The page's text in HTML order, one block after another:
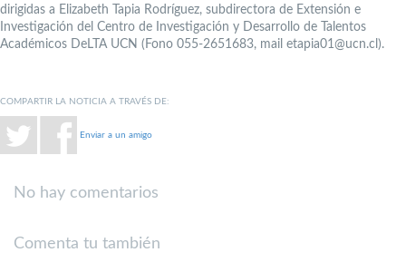
dirigidas a Elizabeth Tapia Rodríguez, subdirectora de Extensión e
Investigación del Centro de Investigación y Desarrollo de Talentos
Académicos DeLTA UCN (Fono 055-2651683, mail etapia01@ucn.cl).
COMPARTIR LA NOTICIA A TRAVÉS DE:
Enviar a un amigo
No hay comentarios
Comenta tu también